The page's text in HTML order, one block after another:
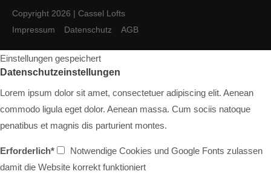
Copyright 2026 | Cassel Lofts
Impressum
Datenschutz AGB
Einstellungen gespeichert
Datenschutzeinstellungen
Lorem ipsum dolor sit amet, consectetuer adipiscing elit. Aenean
commodo ligula eget dolor. Aenean massa. Cum sociis natoque
penatibus et magnis dis parturient montes.
Erforderlich*
Notwendige Cookies und Google Fonts zulassen
damit die Website korrekt funktioniert